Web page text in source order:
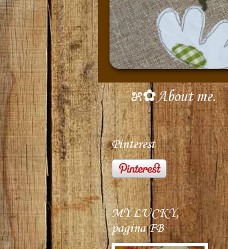
೫✿About me.
Pinterest
MY LUCKY,
pagina FB